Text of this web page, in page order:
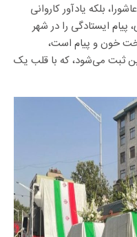
بلکه یادآور کاروانی
پیام ایستادگی را در شهر
خون و پیام است،
ثبت می‌شود، که با قلب یک